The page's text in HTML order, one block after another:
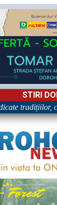
STIRI
tradițiilor,